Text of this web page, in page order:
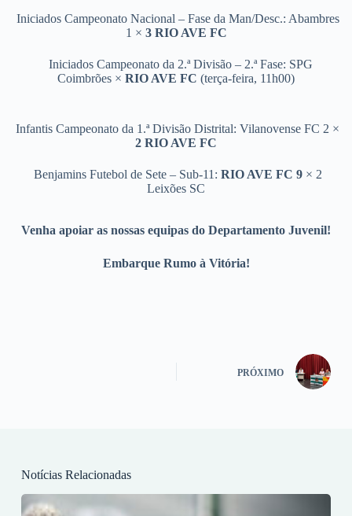
Iniciados Campeonato Nacional – Fase da Man/Desc.: Abambres
1 × 3 RIO AVE FC
Iniciados Campeonato da 2.ª Divisão – 2.ª Fase: SPG
Coimbrões × RIO AVE FC (terça-feira, 11h00)
Infantis Campeonato da 1.ª Divisão Distrital: Vilanovense FC 2 ×
2 RIO AVE FC
Benjamins Futebol de Sete – Sub-11: RIO AVE FC 9 × 2
Leixões SC
Venha apoiar as nossas equipas do Departamento Juvenil!
Embarque Rumo à Vitória!
PRÓXIMO
Notícias Relacionadas